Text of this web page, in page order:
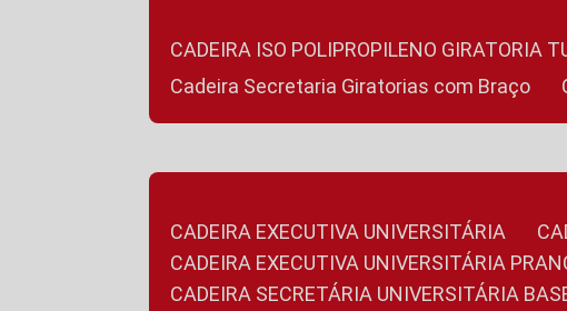
CADEIRA ISO POLIPROPILENO GIRATORIA
Cadeira Secretaria Giratorias com Braço
CADEIRA EXECUTIVA UNIVERSITÁRIA
CADEIRA EXECUTIVA UNIVERSITÁRIA
CADEIRA SECRETÁRIA UNIVERSITÁRIA